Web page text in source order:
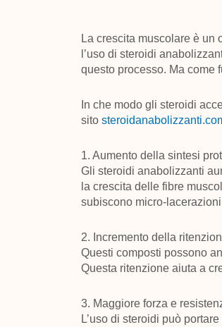
La crescita muscolare è un
l’uso di steroidi
questo processo. Ma come
In che modo gli steroidi
sito
1. Aumento della sintesi
Gli steroidi anabolizzanti
la crescita delle fibre
subiscono micro-
2. Incremento della
Questi composti possono
Questa ritenzione aiuta a
3. Maggiore forza e
L’uso di steroidi può